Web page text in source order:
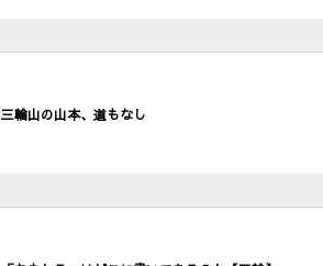
三輪山の山本、道もなし